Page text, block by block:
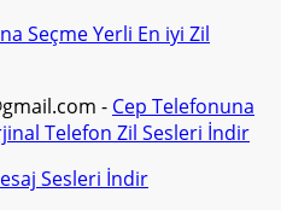
Seçme Yerli En iyi Zil
- Cep Telefonuna
Telefon Zil Sesleri İndir
Sesleri İndir